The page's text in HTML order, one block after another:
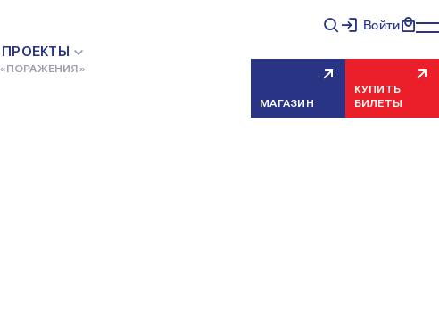
ПРОЕКТЫ
Войти
МАГАЗИН
КУПИТЬ
БИЛЕТЫ